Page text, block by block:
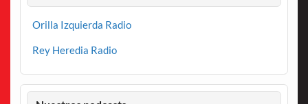
Orilla Izquierda Radio
Rey Heredia Radio